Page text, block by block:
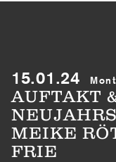
15.01.24
AUFTAKT
MEIKE
FRIE